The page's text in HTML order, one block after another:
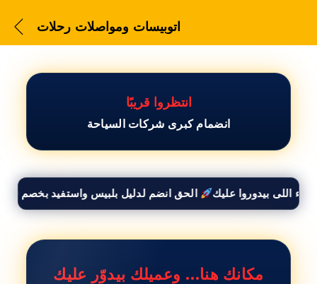
اتوبيسات ومواصلات رحلات
اتوبيسات ومواصلات رحلات
انتظروا قريبًا
انضمام كبرى شركات السياحة
الحق انضم لدليل بلبيس واستفيد بخصم 50% وأوصل لكل العملاء اللى بيدوروا عليك
مكانك هنا… وعميلك بيدوّر عليك